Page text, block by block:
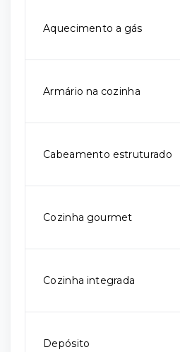
Aquecimento a gás
Armário na cozinha
Cabeamento estruturado
Cozinha gourmet
Cozinha integrada
Depósito